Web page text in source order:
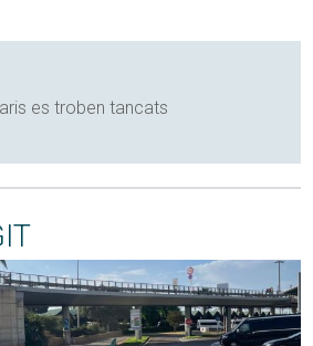
es troben tancats